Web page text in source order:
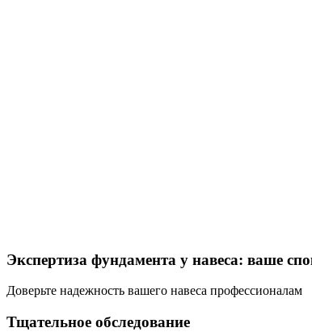
Экспертиза фундамента у навеса: ваше
Доверьте надежность вашего навеса профессионалам
Тщательное обследование